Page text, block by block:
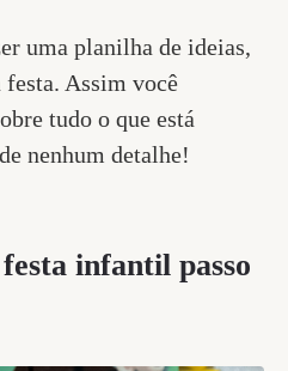
uma planilha de ideias,
festa. Assim você
tudo o que está
nenhum detalhe!
infantil passo